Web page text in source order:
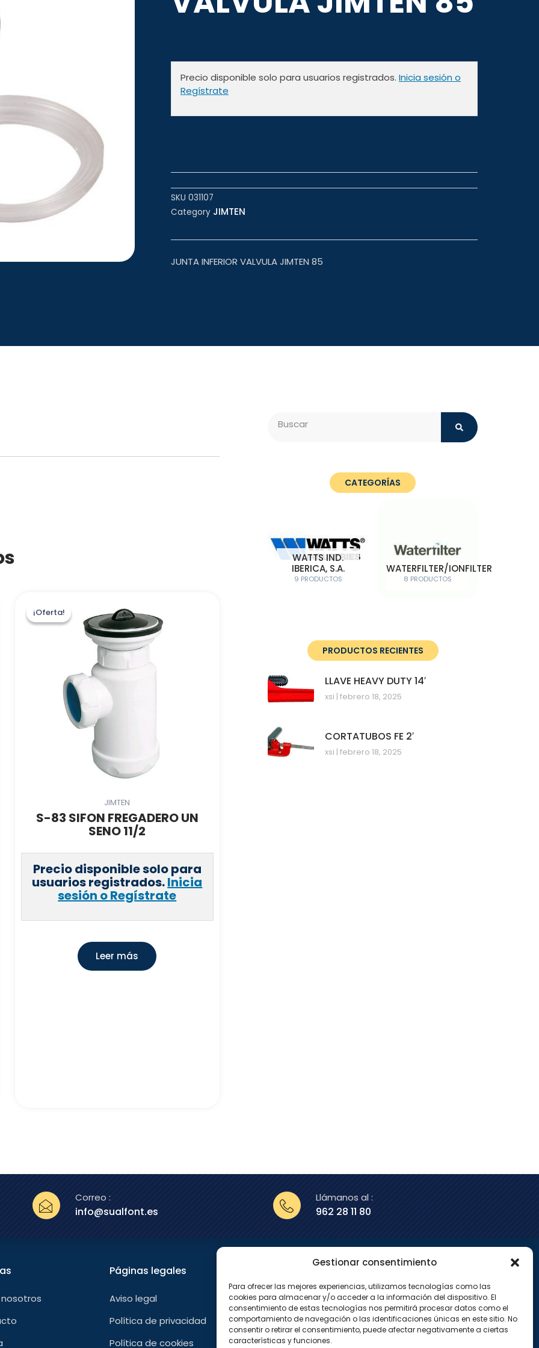
Gestionar consentimiento
Para ofrecer las mejores experiencias, utilizamos tecnologías como las
cookies para almacenar y/o acceder a la información del dispositivo. El
consentimiento de estas tecnologías nos permitirá procesar datos como el
comportamiento de navegación o las identificaciones únicas en este sitio. No
consentir o retirar el consentimiento, puede afectar negativamente a ciertas
características y funciones.
Precio disponible solo para usuarios registrados. Inicia sesión o
Regístrate
SKU 031107
Category JIMTEN
JUNTA INFERIOR VALVULA JIMTEN 85
¡Oferta!
¡Oferta!
JIMTEN
S-83 SIFON FREGADERO UN
SENO 11/2
Precio disponible solo para
usuarios registrados.Inicia
sesión o Regístrate
Leer más
CATEGORÍAS
WATTS IND.
IBERICA, S.A.
9 PRODUCTOS
WATERFILTER/IONFILTER
8 PRODUCTOS
PRODUCTOS RECIENTES
LLAVE HEAVY DUTY 14′
xsi febrero 18, 2025
CORTATUBOS FE 2′
xsi febrero 18, 2025
Correo :
info@sualfont.es
Llámanos al :
962 28 11 80
Páginas legales
Aviso legal
Política de privacidad
Política de cookies
F
a
c
e
b
o
o
X
-
t
w
i
t
t
I
n
s
t
a
g
r